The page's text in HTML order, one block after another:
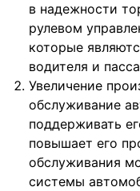
в надежности
рулевом
которые
водителя и
Увеличение
обслуживание
поддерживать
повышает его
обслуживания
системы